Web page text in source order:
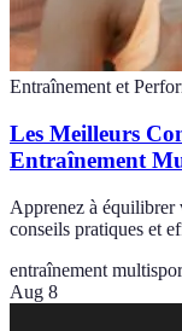
Entraînement et
Les Meilleurs
Entraînement
Apprenez à équilibrer
conseils pratiques et
entraînement
Aug 8